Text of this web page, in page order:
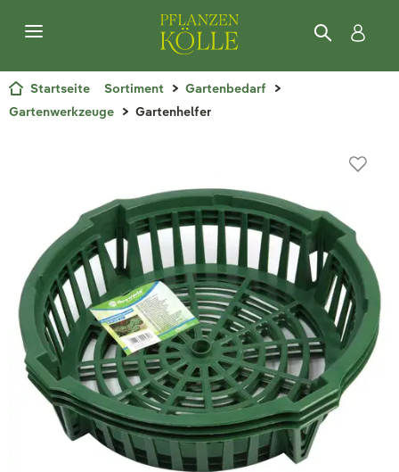
Startseite Sortiment
Gartenbedarf
Gartenwerkzeuge
Gartenhelfer